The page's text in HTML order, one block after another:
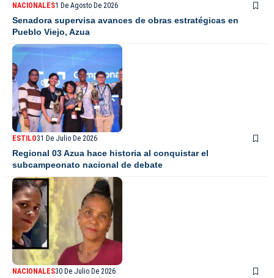
NACIONALES1 De Agosto De 2026
Senadora supervisa avances de obras estratégicas en
Pueblo Viejo, Azua
ESTILO31 De Julio De 2026
Regional 03 Azua hace historia al conquistar el
subcampeonato nacional de debate
NACIONALES30 De Julio De 2026